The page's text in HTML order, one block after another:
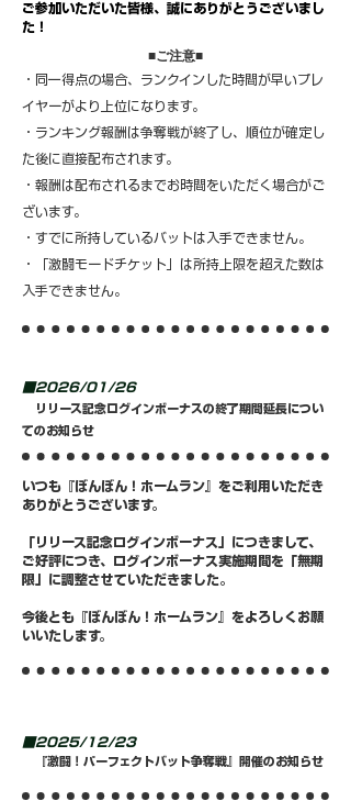
​ご参加いただいた皆様、誠にありがとうございまし
た！
​■ご注意■
・同一得点の場合、ランクインした時間が早いプレ
イヤーがより上位になります。
・ランキング報酬は争奪戦が終了し、順位が確定し
た後に直接配布されます。
・報酬は配布されるまでお時間をいただく場合がご
ざいます。
・すでに所持しているバットは入手できません。
・「激闘モードチケット」は所持上限を超えた数は
入手できません。
■2026/01/26
リリース記念ログインボーナスの終了期間延長につい
てのお知らせ
いつも『ぼんぼん！ホームラン』をご利用いただき
ありがとうございます。
「リリース記念ログインボーナス」につきまして、
ご好評につき、ログインボーナス実施期間を「無期
限」に調整させていただきました。
今後とも『ぼんぼん！ホームラン』をよろしくお願
いいたします。
■2025/12/23
『激闘！パーフェクトバット争奪戦』開催のお知らせ